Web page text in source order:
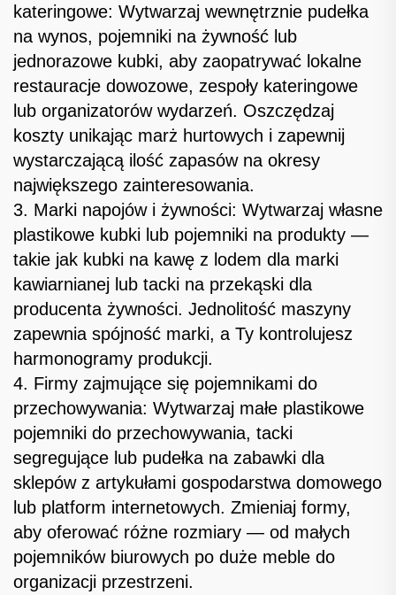
kateringowe: Wytwarzaj wewnętrznie pudełka
na wynos, pojemniki na żywność lub
jednorazowe kubki, aby zaopatrywać lokalne
restauracje dowozowe, zespoły kateringowe
lub organizatorów wydarzeń. Oszczędzaj
koszty unikając marż hurtowych i zapewnij
wystarczającą ilość zapasów na okresy
największego zainteresowania.
3. Marki napojów i żywności: Wytwarzaj własne
plastikowe kubki lub pojemniki na produkty —
takie jak kubki na kawę z lodem dla marki
kawiarnianej lub tacki na przekąski dla
producenta żywności. Jednolitość maszyny
zapewnia spójność marki, a Ty kontrolujesz
harmonogramy produkcji.
4. Firmy zajmujące się pojemnikami do
przechowywania: Wytwarzaj małe plastikowe
pojemniki do przechowywania, tacki
segregujące lub pudełka na zabawki dla
sklepów z artykułami gospodarstwa domowego
lub platform internetowych. Zmieniaj formy,
aby oferować różne rozmiary — od małych
pojemników biurowych po duże meble do
organizacji przestrzeni.